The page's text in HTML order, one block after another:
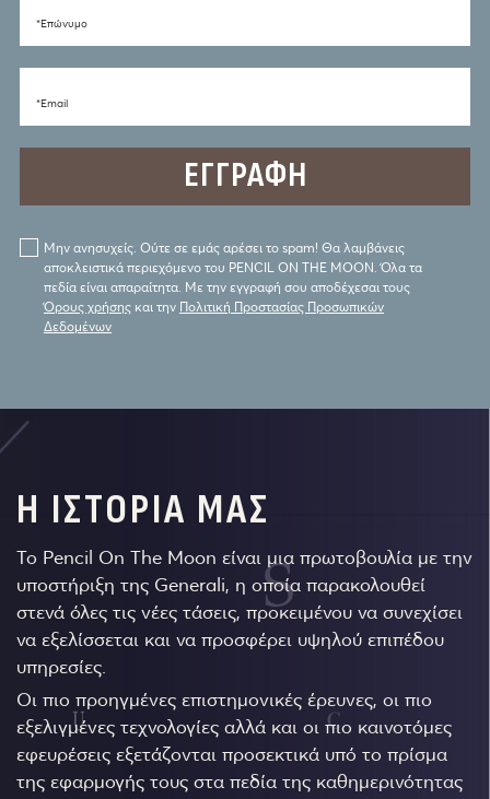
*Eπώνυμο
*Email
Μην ανησυχείς. Ούτε σε εμάς αρέσει το spam! Θα λαμβάνεις
αποκλειστικά περιεχόμενο του PENCIL ON THE MOON. Όλα τα
πεδία είναι απαραίτητα. Με την εγγραφή σου αποδέχεσαι τους
Όρους χρήσης και την Πολιτική Προστασίας Προσωπικών
Δεδομένων
Η ΙΣΤΟΡΙΑ ΜΑΣ
Το Pencil On The Moon είναι μια πρωτοβουλία με την
υποστήριξη της Generali, η οποία παρακολουθεί
στενά όλες τις νέες τάσεις, προκειμένου να συνεχίσει
να εξελίσσεται και να προσφέρει υψηλού επιπέδου
υπηρεσίες.
Οι πιο προηγμένες επιστημονικές έρευνες, οι πιο
εξελιγμένες τεχνολογίες αλλά και οι πιο καινοτόμες
εφευρέσεις εξετάζονται προσεκτικά υπό το πρίσμα
της εφαρμογής τους στα πεδία της καθημερινότητας